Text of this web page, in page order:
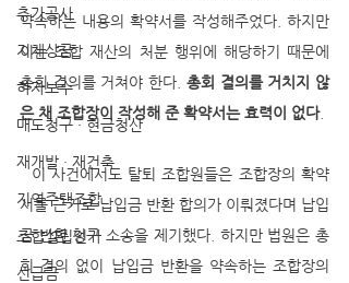
추가공사
지체상금
하자보수
매도청구 · 현금청산
재개발 · 재건축
지역주택조합
조합설립인가
선급금
약속하는 내용의 확약서를 작성해주었다. 하지만
이는 조합 재산의 처분 행위에 해당하기 때문에
총회 결의를 거쳐야 한다. 총회 결의를 거치지 않
은 채 조합장이 작성해 준 확약서는 효력이 없다.
  이 사건에서도 탈퇴 조합원들은 조합장의 확약
서를 근거로 납입금 반환 합의가 이뤄졌다며 납입
금 반환 청구 소송을 제기했다. 하지만 법원은 총
회 결의 없이 납입금 반환을 약속하는 조합장의